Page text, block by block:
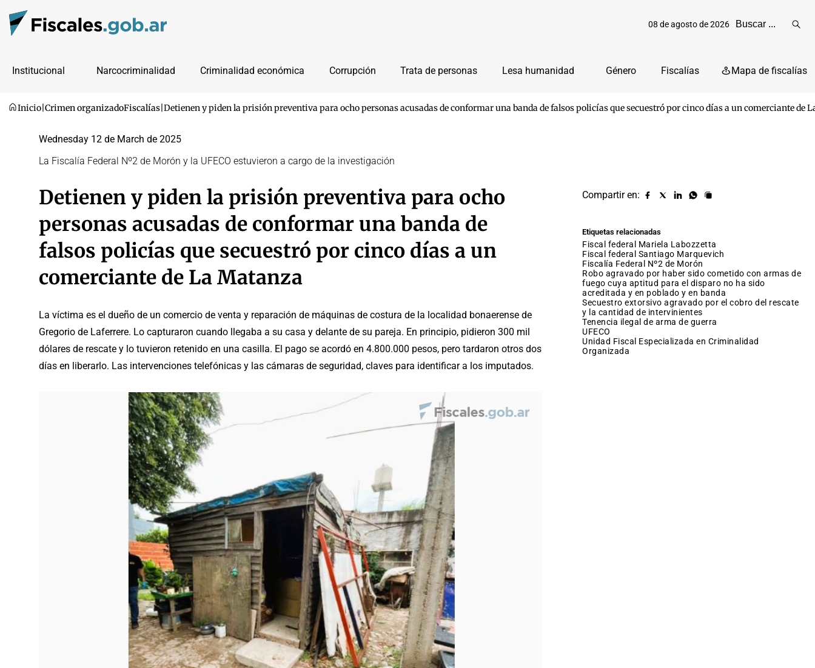
08 de agosto de 2026
Institucional Narcocriminalidad Criminalidad económica Corrupción Trata de personas Lesa humanidad Género Fiscalías Mapa de fiscalías
Inicio Crimen organizadoFiscalías Detienen y piden la prisión preventiva para ocho personas acusadas de conformar una banda de falsos policías que secuestró por cinco días a un comerciante de
Wednesday 12 de March de 2025
La Fiscalía Federal Nº2 de Morón y la UFECO estuvieron a cargo de la investigación
Detienen y piden la prisión preventiva para ocho
personas acusadas de conformar una banda de
falsos policías que secuestró por cinco días a un
comerciante de La Matanza
La víctima es el dueño de un comercio de venta y reparación de máquinas de costura de la localidad bonaerense de
Gregorio de Laferrere. Lo capturaron cuando llegaba a su casa y delante de su pareja. En principio, pidieron 300 mil
dólares de rescate y lo tuvieron retenido en una casilla. El pago se acordó en 4.800.000 pesos, pero tardaron otros dos
días en liberarlo. Las intervenciones telefónicas y las cámaras de seguridad, claves para identificar a los imputados.
Compartir en:
Compartir
Compartir
Compartir
Compartir
Copiar
Etiquetas relacionadas
fiscal federal Mariela Labozzetta
fiscal federal Santiago Marquevich
Fiscalía Federal Nº2 de Morón
robo agravado por haber sido cometido con armas de
fuego cuya aptitud para el disparo no ha sido
acreditada y en poblado y en banda
secuestro extorsivo agravado por el cobro del rescate
y la cantidad de intervinientes
tenencia ilegal de arma de guerra
UFECO
Unidad Fiscal Especializada en Criminalidad
Organizada